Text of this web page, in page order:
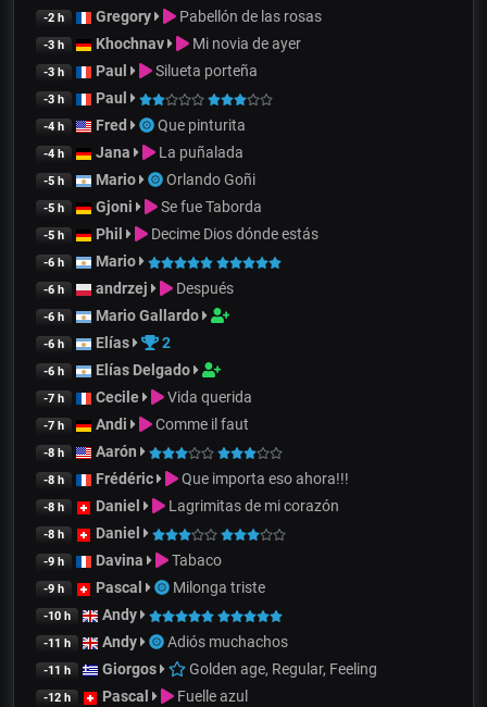
-2 h Gregory Pabellón de las rosas
-3 h Khochnav Mi novia de ayer
-3 h Paul Silueta porteña
-3 h Paul
-4 h Fred Que pinturita
-4 h Jana La puñalada
-5 h Mario Orlando Goñi
-5 h Gjoni Se fue Taborda
-5 h Phil Decime Dios dónde estás
-6 h Mario
-6 h andrzej Después
-6 h Mario Gallardo
-6 h Elías 2
-6 h Elías Delgado
-7 h Cecile Vida querida
-7 h Andi Comme il faut
-8 h Aarón
-8 h Frédéric Que importa eso ahora!!!
-8 h Daniel Lagrimitas de mi corazón
-8 h Daniel
-9 h Davina Tabaco
-9 h Pascal Milonga triste
-10 h Andy
-11 h Andy Adiós muchachos
-11 h Giorgos Golden age, Regular, Feeling
-12 h Pascal Fuelle azul